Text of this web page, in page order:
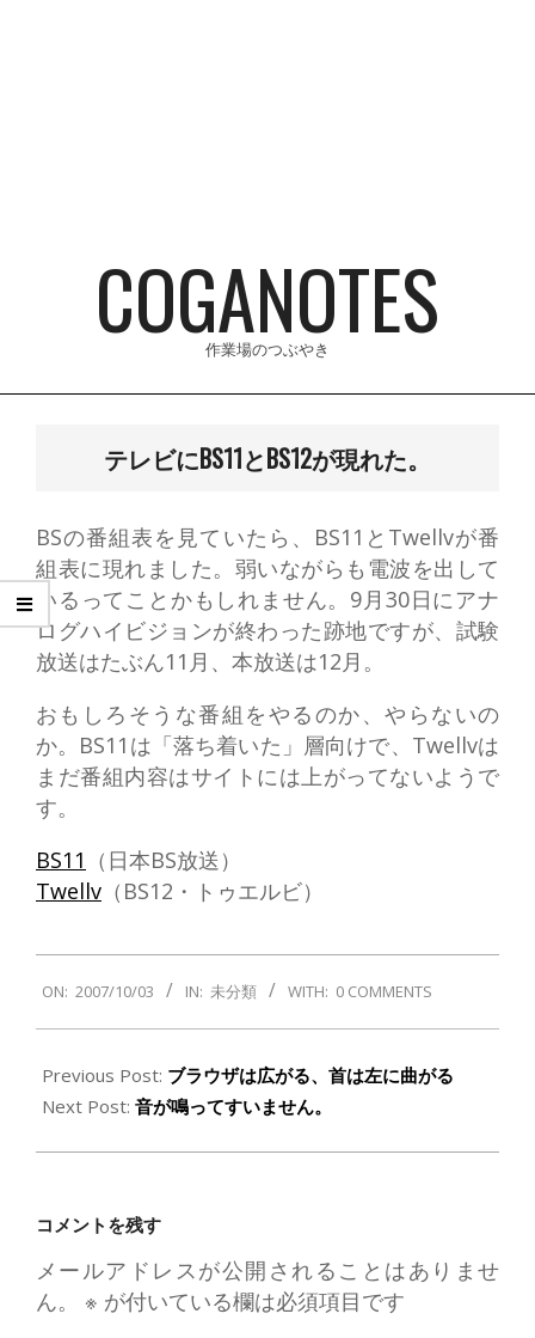
COGANOTES
作業場のつぶやき
テレビにBS11とBS12が現れた。
BSの番組表を見ていたら、BS11とTwellvが番
組表に現れました。弱いながらも電波を出して
いるってことかもしれません。9月30日にアナ
ログハイビジョンが終わった跡地ですが、試験
放送はたぶん11月、本放送は12月。
おもしろそうな番組をやるのか、やらないの
か。BS11は「落ち着いた」層向けで、Twellvは
まだ番組内容はサイトには上がってないようで
す。
BS11 （日本BS放送）
Twellv （BS12・トゥエルビ）
10-
03
ON: 2007/10/03 IN: 未分類 WITH: 0 COMMENTS
Previous Post: ブラウザは広がる、首は左に曲がる
Next Post: 音が鳴ってすいません。
コメントを残す
メールアドレスが公開されることはありませ
ん。
※ が付いている欄は必須項目です